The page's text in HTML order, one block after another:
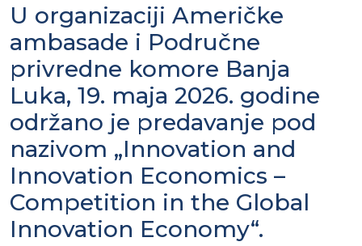
U organizaciji Američke
ambasade i Područne
privredne komore Banja
Luka, 19. maja 2026. godine
održano je predavanje pod
nazivom „Innovation and
Innovation Economics –
Competition in the Global
Innovation Economy“.